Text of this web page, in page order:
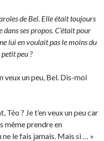
de Bel. Elle était toujours
ses propos. C’était pour
lui en voulait pas le moins du
peu ?
veux un peu, Bel. Dis-moi
Téo ? Je t’en veux un peu car
même prendre en
le fais jamais. Mais si … »